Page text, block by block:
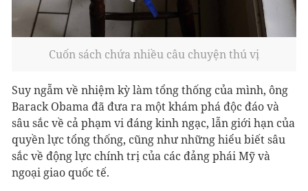
Cuốn sách chứa nhiều câu chuyện thú vị
Suy ngẫm về nhiệm kỳ làm tổng thống của mình, ông
Barack Obama đã đưa ra một khám phá độc đáo và
sâu sắc về cả phạm vi đáng kinh ngạc, lẫn giới hạn của
quyền lực tổng thống, cũng như những hiểu biết sâu
sắc về động lực chính trị của các đảng phái Mỹ và
ngoại giao quốc tế.